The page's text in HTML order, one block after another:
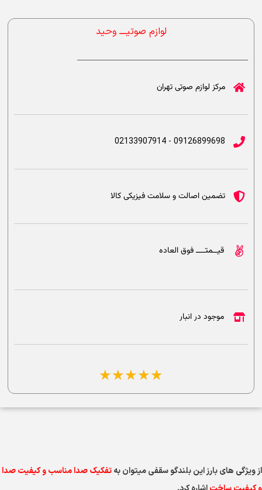
لوازم صوتیــــ وحید
مرکز لوازم صوتی تهران
09126899698 - 02133907914
تضمین اصالت و سلامت فیزیکی کالا
قیــمتــــ فوق العاده
موجود در انبار
☆
☆
☆
☆
☆
از ویژگی های بارز این بلندگو سقفی میتوان بهتفکیک صدا مناسب و کیفیت صدا